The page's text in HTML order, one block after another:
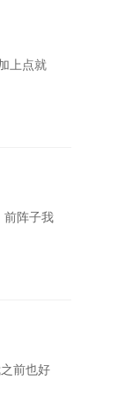
上点就
前阵子我
前也好